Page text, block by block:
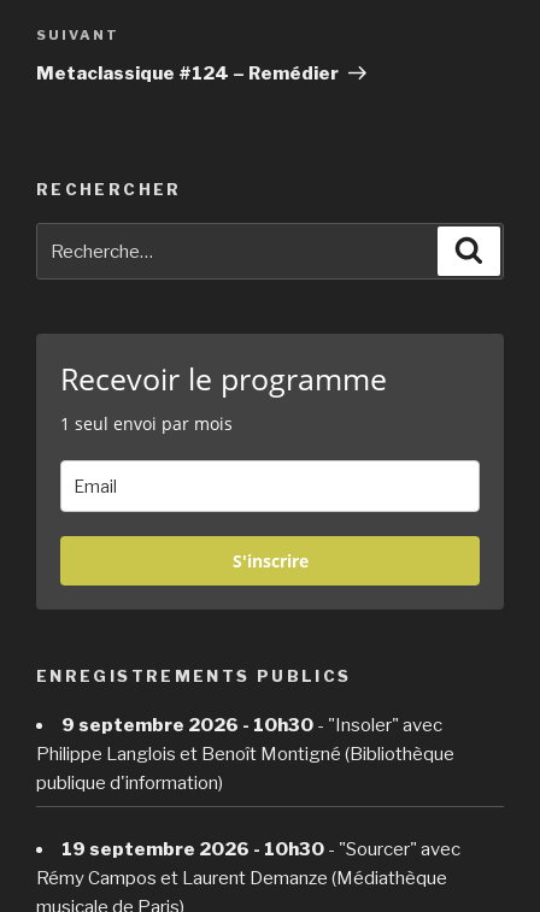
Article
suivant
SUIVANT
Metaclassique #124 – Remédier
RECHERCHER
Recevoir le programme
1 seul envoi par mois
S'inscrire
ENREGISTREMENTS PUBLICS
9 septembre 2026 - 10h30 - "Insoler" avec
Philippe Langlois et Benoît Montigné (Bibliothèque
publique d'information)
19 septembre 2026 - 10h30 - "Sourcer" avec
Rémy Campos et Laurent Demanze (Médiathèque
musicale de Paris)